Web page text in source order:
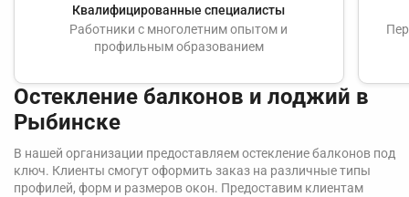
Квалифицированные специалисты
Работники с многолетним опытом и
профильным образованием
Остекление балконов и лоджий в
Рыбинске
В нашей организации предоставляем остекление балконов под
ключ. Клиенты смогут оформить заказ на различные типы
профилей, форм и размеров окон. Предоставим клиентам